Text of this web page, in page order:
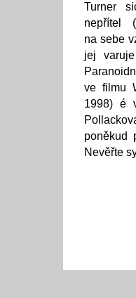
Turner
nepřítel
na sebe
jej
ve filmu
1998) é
poněkud
Nevěřte